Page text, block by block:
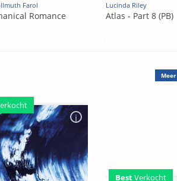
Farol
Romance
Lucinda Riley
Atlas - Part 8 (PB)
Meer
BestVerkocht